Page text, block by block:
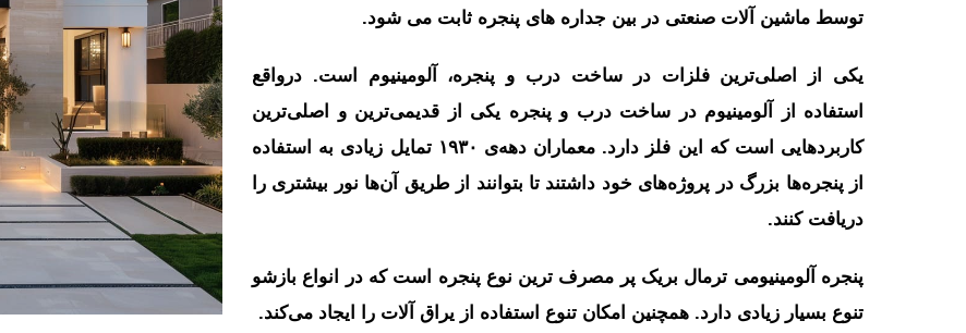
توسط ماشین آلات صنعتی در بین جداره های پنجره ثابت می شود.
یک‍ی از اصلی‌ترین فلزات در ساخت درب و پنجره، آلومینیوم است. درواقع
استفاده از آلومینیوم در ساخت درب و پنجره یکی از قدیمی‌ترین و اصلی‌ترین
کاربردهایی است که این فلز دارد. معماران دهه‌ی ۱۹۳۰ تمایل زیادی به استفاده
از پنجره‌ها بزرگ در پروژه‌های خود داشتند تا بتوانند از طریق آن‌ها نور بیشتری را
دریافت کنند.
پنجره آلومینیومی ترمال بریک پر مصرف ترین نوع پنجره است که در انواع بازشو
تنوع بسیار زیادی دارد. همچنین امکان تنوع استفاده از یراق آلات را ایجاد می‌کند.